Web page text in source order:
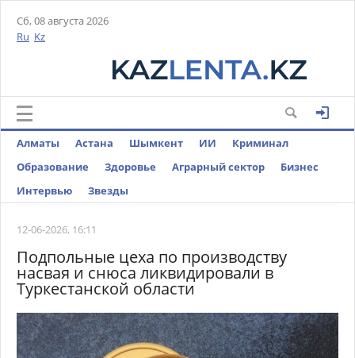
Сб, 08 августа 2026
Ru Kz
Алматы Астана Шымкент ИИ
Криминал
Образование
Здоровье Аграрный сектор
Бизнес
Интервью
Звезды
12-06-2026, 16:11
Подпольные цеха по производству
насвая и снюса ликвидировали в
Туркестанской области